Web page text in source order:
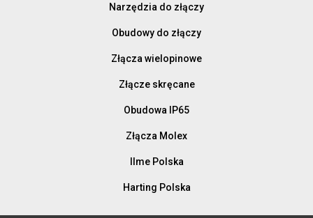
Narzędzia do złączy
Obudowy do złączy
Złącza wielopinowe
Złącze skręcane
Obudowa IP65
Złącza Molex
Ilme Polska
Harting Polska